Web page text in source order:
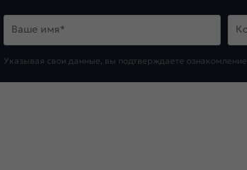
Ваше имя*
Указывая свои данные, вы подтверждаете